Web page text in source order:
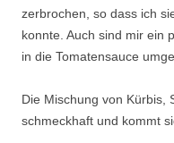
zerbrochen, so dass ich
konnte. Auch sind mir ein
in die Tomatensauce
Die Mischung von Kürbis,
schmeckhaft und kommt